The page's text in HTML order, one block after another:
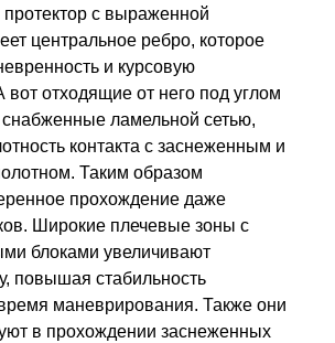
с выраженной
центральное ребро, которое
и курсовую
вот отходящие от него под углом
снабженные ламельной сетью,
контакта с заснеженным и
Таким образом
прохождение даже
Широкие плечевые зоны с
блоками увеличивают
повышая стабильность
маневрирования. Также они
в прохождении заснеженных